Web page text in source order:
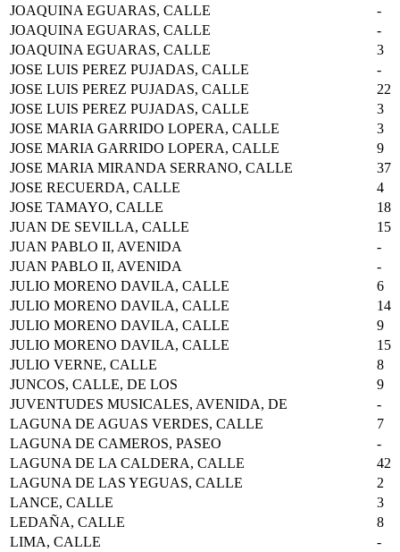
JOAQUINA EGUARAS, CALLE
-
JOAQUINA EGUARAS, CALLE
-
JOAQUINA EGUARAS, CALLE
3
JOSE LUIS PEREZ PUJADAS, CALLE
-
JOSE LUIS PEREZ PUJADAS, CALLE
22
JOSE LUIS PEREZ PUJADAS, CALLE
3
JOSE MARIA GARRIDO LOPERA, CALLE
3
JOSE MARIA GARRIDO LOPERA, CALLE
9
JOSE MARIA MIRANDA SERRANO, CALLE
37
JOSE RECUERDA, CALLE
4
JOSE TAMAYO, CALLE
18
JUAN DE SEVILLA, CALLE
15
JUAN PABLO II, AVENIDA
-
JUAN PABLO II, AVENIDA
-
JULIO MORENO DAVILA, CALLE
6
JULIO MORENO DAVILA, CALLE
14
JULIO MORENO DAVILA, CALLE
9
JULIO MORENO DAVILA, CALLE
15
JULIO VERNE, CALLE
8
JUNCOS, CALLE, DE LOS
9
JUVENTUDES MUSICALES, AVENIDA, DE
-
LAGUNA DE AGUAS VERDES, CALLE
7
LAGUNA DE CAMEROS, PASEO
-
LAGUNA DE LA CALDERA, CALLE
42
LAGUNA DE LAS YEGUAS, CALLE
2
LANCE, CALLE
3
LEDAÑA, CALLE
8
LIMA, CALLE
-